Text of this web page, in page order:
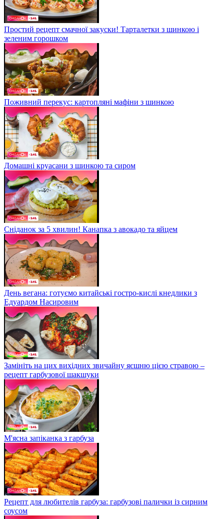
Простий рецепт смачної закуски! Тарталетки з шинкою і
зеленим горошком
Поживний перекус: картопляні мафіни з шинкою
Домашні круасани з шинкою та сиром
Сніданок за 5 хвилин! Канапка з авокадо та яйцем
День вегана: готуємо китайські гостро-кислі кнедлики з
Едуардом Насировим
Замініть на цих вихідних звичайну яєшню цією стравою –
рецепт гарбузової шакшуки
М'ясна запіканка з гарбуза
Рецепт для любителів гарбуза: гарбузові палички із сирним
соусом